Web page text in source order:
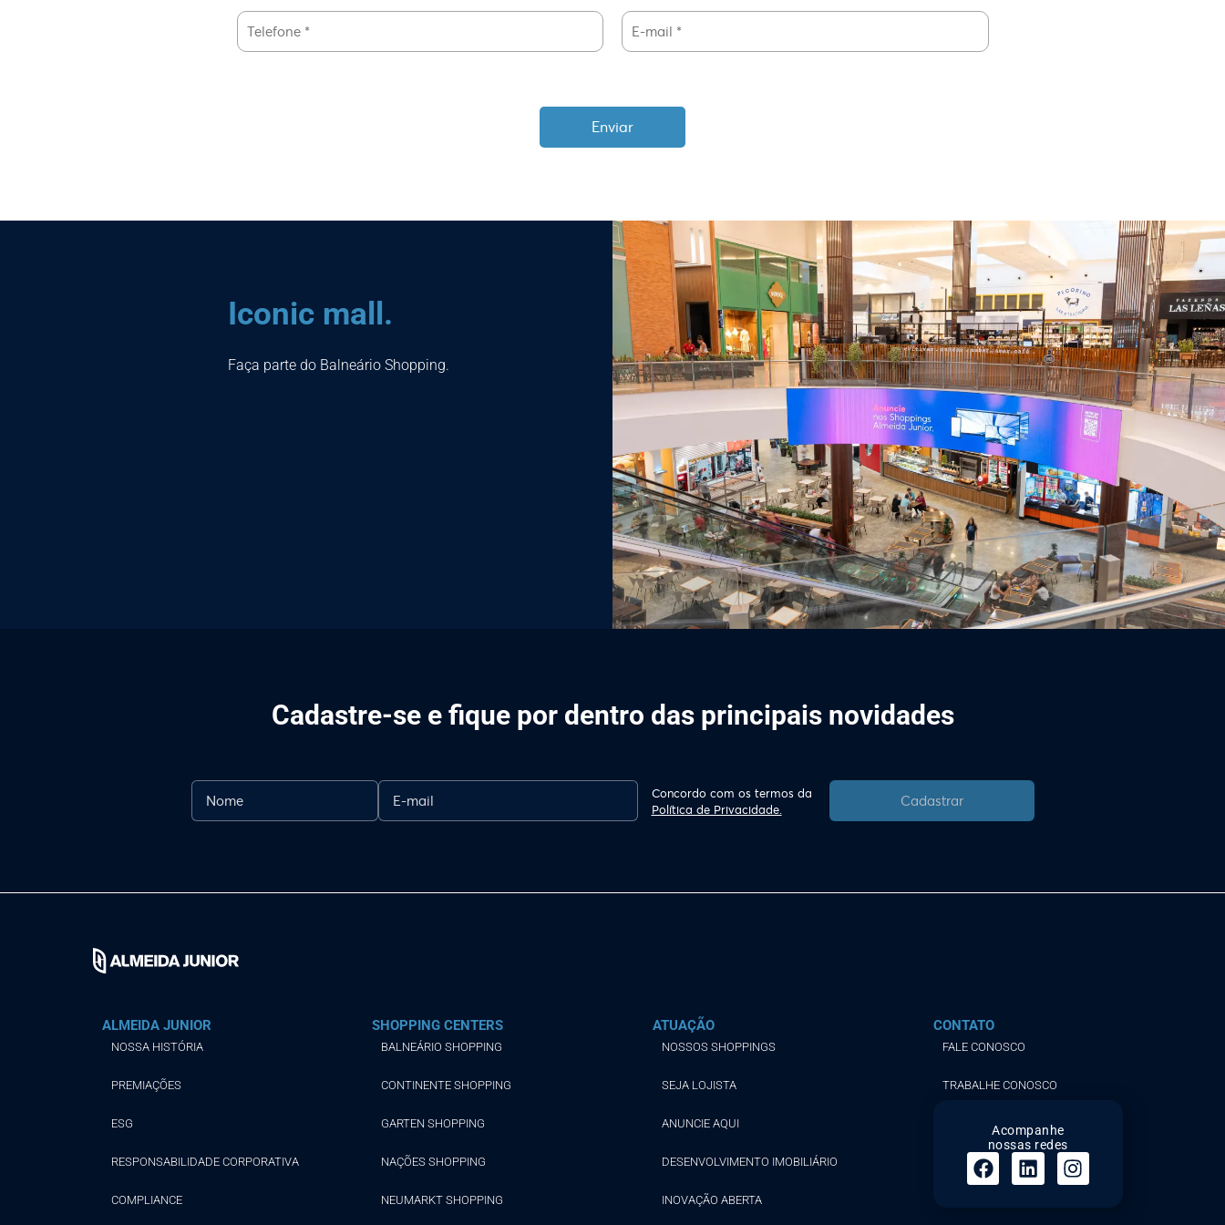
Iconic mall.
Faça parte do Balneário Shopping.
Cadastre-se e fique por dentro das principais novidades
Concordo com os termos da
Política de Privacidade.
Cadastrar
ALMEIDA JUNIOR
NOSSA HISTÓRIA
PREMIAÇÕES
ESG
RESPONSABILIDADE CORPORATIVA
COMPLIANCE
SHOPPING CENTERS
BALNEÁRIO SHOPPING
CONTINENTE SHOPPING
GARTEN SHOPPING
NAÇÕES SHOPPING
NEUMARKT SHOPPING
ATUAÇÃO
NOSSOS SHOPPINGS
SEJA LOJISTA
ANUNCIE AQUI
DESENVOLVIMENTO IMOBILIÁRIO
INOVAÇÃO ABERTA
CONTATO
FALE CONOSCO
TRABALHE CONOSCO
Acompanhe
nossas redes